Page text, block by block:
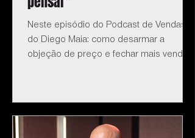
Neste episódio do Podcast de Vendas
do Diego Maia: como desarmar a
objeção de preço e fechar mais vendas.